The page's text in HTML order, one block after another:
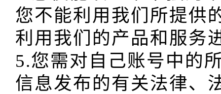
您不能利用我们所提供
利用我们的产品和服务
5.您需对自己账号中的
信息发布的有关法律、